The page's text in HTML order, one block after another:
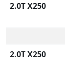
2.0T X250
2.0T X250